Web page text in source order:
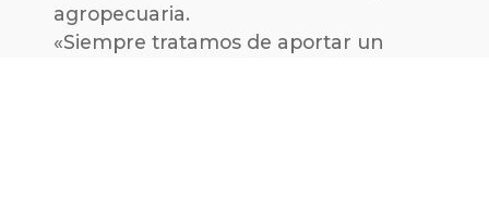
agropecuaria.
«Siempre tratamos de aportar un